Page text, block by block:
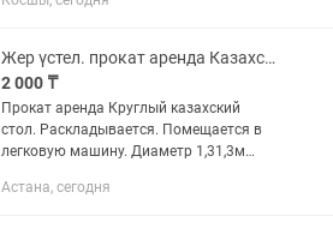
Дастархан 500тг Самовывоз. Доставки
Жер үстел. прокат аренда Казахский стол
2 000 ₸
Прокат аренда Круглый казахский
стол. Раскладывается. Помещается в
легковую машину. Диаметр 1,31,3м
Доставки нет. Находимся в Косшы в
Астана, сегодня